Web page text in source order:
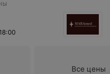
руки и всегда
лучшего и с
Все цены